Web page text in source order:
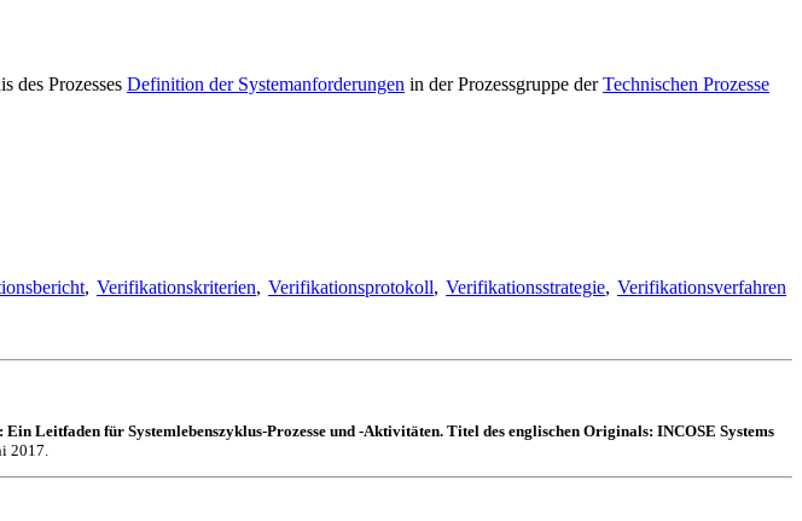
des Prozesses Definition der Systemanforderungen in der Prozessgruppe derTechnischen Prozesse
, Verifikationskriterien, Verifikationsprotokoll, Verifikationsstrategie, Verifikationsverfahren
Ein Leitfaden für Systemlebenszyklus-Prozesse und -Aktivitäten. Titel des englischen Originals: INCOSE Systems
2017.